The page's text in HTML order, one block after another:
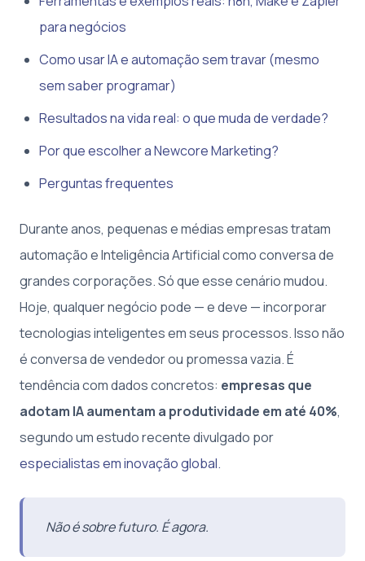
para negócios
Como usar IA e automação sem travar (mesmo
sem saber programar)
Resultados na vida real: o que muda de verdade?
Por que escolher a Newcore Marketing?
Perguntas frequentes
Durante anos, pequenas e médias empresas tratam
automação e Inteligência Artificial como conversa de
grandes corporações. Só que esse cenário mudou.
Hoje, qualquer negócio pode — e deve — incorporar
tecnologias inteligentes em seus processos. Isso não
é conversa de vendedor ou promessa vazia. É
tendência com dados concretos: empresas que
adotam IA aumentam a produtividade em até 40%,
segundo um estudo recente divulgado por
especialistas em inovação global.
Não é sobre futuro. É agora.